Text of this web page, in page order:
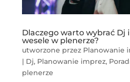
Dlaczego warto wybrać Dj
wesele w plenerze?
utworzone przez Planowanie
| Dj, Planowanie imprez,
plenerze